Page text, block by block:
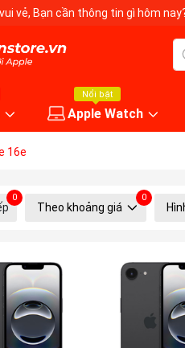
vẻ, Bạn cần thông tin gì hôm
Nổi bật
Apple Watch
16e
0
Theo khoảng giá
0